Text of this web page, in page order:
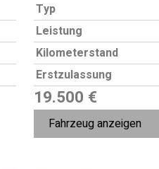
Typ
Leistung
Kilometerstand
Erstzulassung
19.500 €
Fahrzeug anzeigen